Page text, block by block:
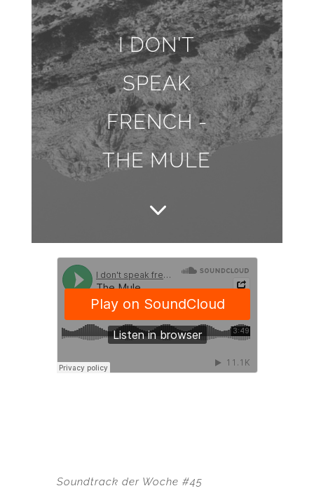
I DON'T
SPEAK
FRENCH -
THE MULE
3
Soundtrack der Woche #45